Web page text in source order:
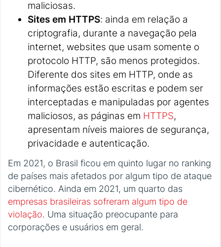
maliciosas.
Sites em HTTPS: ainda em relação a
criptografia, durante a navegação pela
internet, websites que usam somente o
protocolo HTTP, são menos protegidos.
Diferente dos sites em HTTP, onde as
informações estão escritas e podem ser
interceptadas e manipuladas por agentes
maliciosos, as páginas em HTTPS,
apresentam níveis maiores de segurança,
privacidade e autenticação.
Em 2021, o Brasil ficou em quinto lugar no ranking
de países mais afetados por algum tipo de ataque
cibernético. Ainda em 2021, um quarto das
empresas brasileiras sofreram algum tipo de
violação. Uma situação preocupante para
corporações e usuários em geral.